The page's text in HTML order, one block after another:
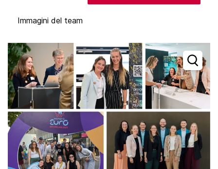
Immagini del team